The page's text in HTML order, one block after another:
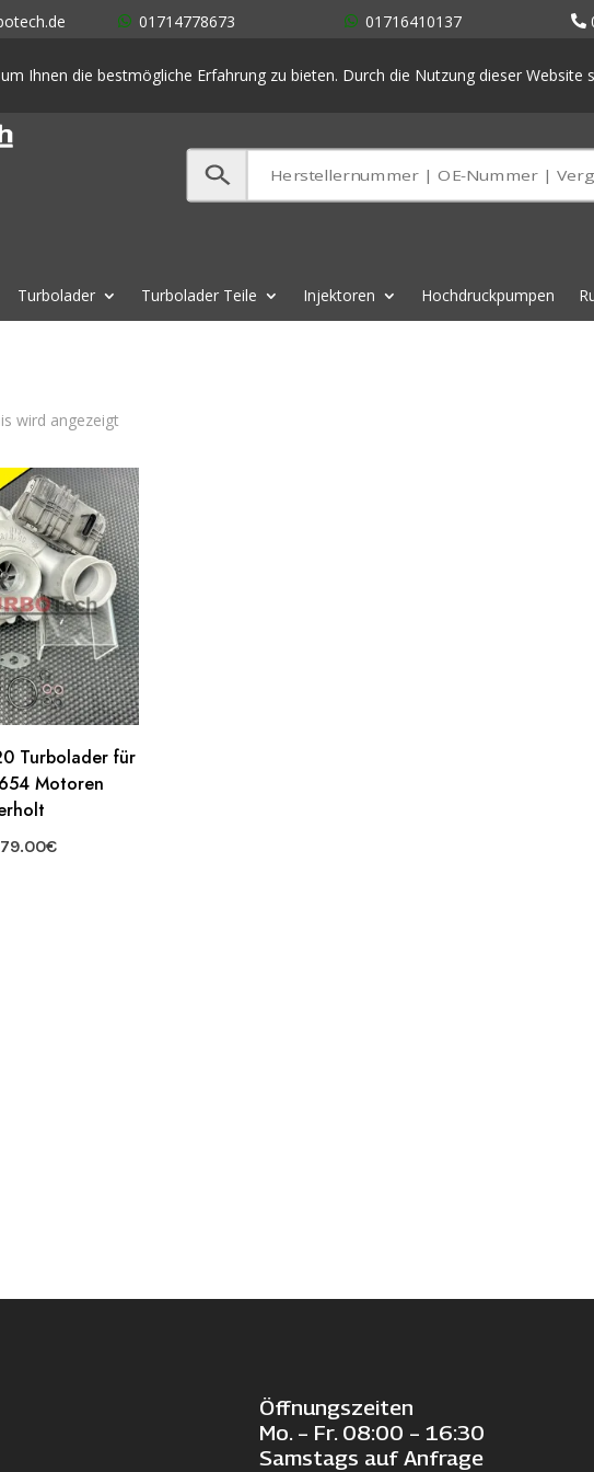
Ihnen die bestmögliche Erfahrung zu bieten. Durch die Nutzung dieser Website
01714778673 01716410137
Turbolader Turbolader Teile Injektoren Hochdruckpumpen
wird angezeigt
Turbolader für
Motoren
€
Öffnungszeiten
Mo. – Fr. 08:00 – 16:30
Samstags auf Anfrage